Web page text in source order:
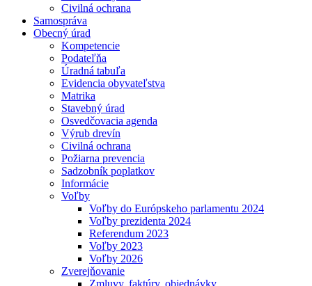
Civilná ochrana
Samospráva
Obecný úrad
Kompetencie
Podateľňa
Úradná tabuľa
Evidencia obyvateľstva
Matrika
Stavebný úrad
Osvedčovacia agenda
Výrub drevín
Civilná ochrana
Požiarna prevencia
Sadzobník poplatkov
Informácie
Voľby
Voľby do Európskeho parlamentu 2024
Voľby prezidenta 2024
Referendum 2023
Voľby 2023
Voľby 2026
Zverejňovanie
Zmluvy, faktúry, objednávky